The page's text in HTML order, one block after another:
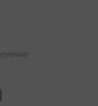
eyewear